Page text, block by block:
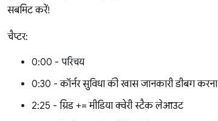
सबमिट करें!
चैप्टर:
0:00 - परिचय
0:30 - कॉर्नर सुविधा की खास जानकारी डीबग करना
2:25 - ग्रिड += मीडिया क्वेरी स्टैक लेआउट